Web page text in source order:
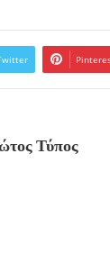
Τύπος